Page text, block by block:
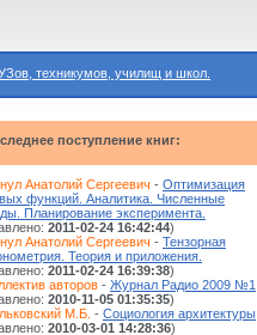
техникумов, училищ и школ.
поступление книг:
Анатолий Сергеевич - Оптимизация
функций. Аналитика. Численные
Планирование эксперимента.
2011-02-24 16:42:44)
Анатолий Сергеевич - Тензорная
Теория и приложения.
2011-02-24 16:39:38)
авторов - Журнал Радио 2009 №1
2010-11-05 01:35:35)
М.Б. - Социология архитектуры
2010-03-01 14:28:36)